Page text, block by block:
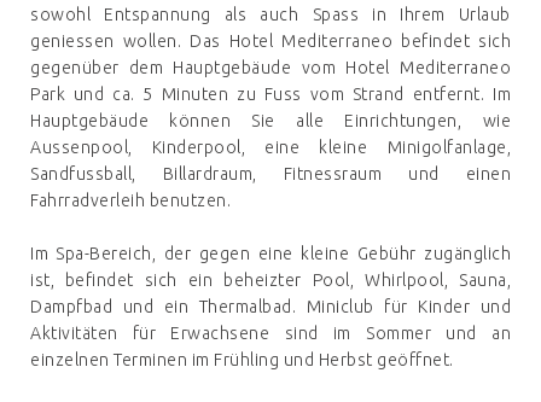
sowohl Entspannung als auch Spass in Ihrem Urlaub
geniessen wollen. Das Hotel Mediterraneo befindet sich
gegenüber dem Hauptgebäude vom Hotel Mediterraneo
Park und ca. 5 Minuten zu Fuss vom Strand entfernt. Im
Hauptgebäude können Sie alle Einrichtungen, wie
Aussenpool, Kinderpool, eine kleine Minigolfanlage,
Sandfussball, Billardraum, Fitnessraum und einen
Fahrradverleih benutzen.
Im Spa-Bereich, der gegen eine kleine Gebühr zugänglich
ist, befindet sich ein beheizter Pool, Whirlpool, Sauna,
Dampfbad und ein Thermalbad. Miniclub für Kinder und
Aktivitäten für Erwachsene sind im Sommer und an
einzelnen Terminen im Frühling und Herbst geöffnet.